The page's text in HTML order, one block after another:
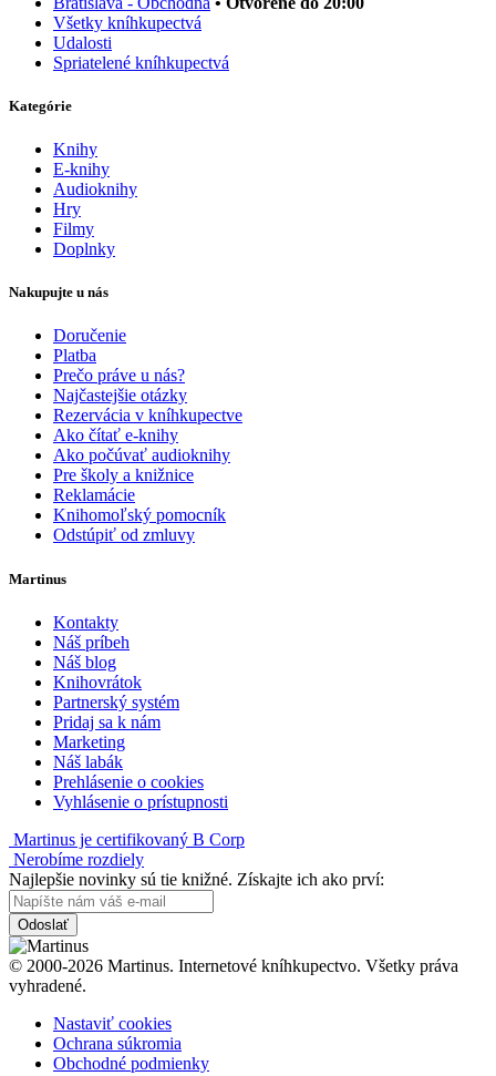
Všetky kníhkupectvá
Udalosti
Spriatelené kníhkupectvá
Kategórie
Knihy
E-knihy
Audioknihy
Hry
Filmy
Doplnky
Nakupujte u nás
Doručenie
Platba
Prečo práve u nás?
Najčastejšie otázky
Rezervácia v kníhkupectve
Ako čítať e-knihy
Ako počúvať audioknihy
Pre školy a knižnice
Reklamácie
Knihomoľský pomocník
Odstúpiť od zmluvy
Martinus
Kontakty
Náš príbeh
Náš blog
Knihovrátok
Partnerský systém
Pridaj sa k nám
Marketing
Náš labák
Prehlásenie o cookies
Vyhlásenie o prístupnosti
Martinus je certifikovaný B Corp
Nerobíme rozdiely
Najlepšie novinky sú tie knižné. Získajte ich ako prví:
Odoslať
© 2000-2026 Martinus. Internetové kníhkupectvo. Všetky práva
vyhradené.
Nastaviť cookies
Ochrana súkromia
Obchodné podmienky